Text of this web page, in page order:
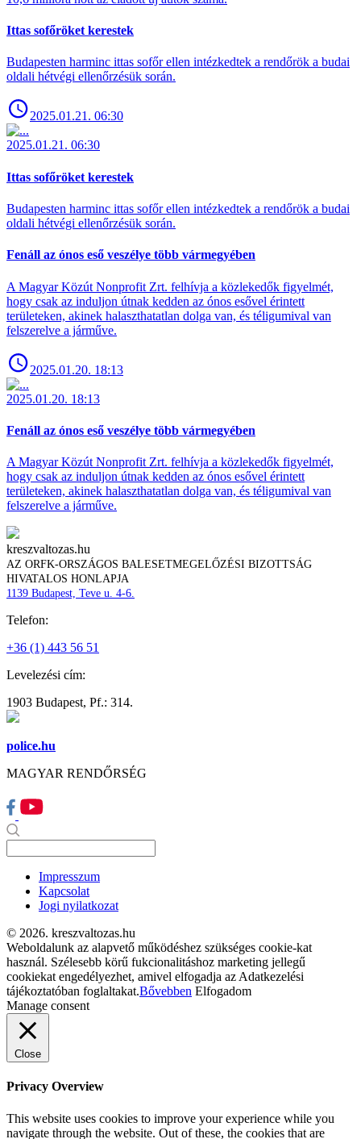
Ittas sofőröket kerestek
Budapesten harminc ittas sofőr ellen intézkedtek a rendőrök a budai
oldali hétvégi ellenőrzésük során.
2025.01.21. 06:30
2025.01.21. 06:30
Ittas sofőröket kerestek
Budapesten harminc ittas sofőr ellen intézkedtek a rendőrök a budai
oldali hétvégi ellenőrzésük során.
Fenáll az ónos eső veszélye több vármegyében
A Magyar Közút Nonprofit Zrt. felhívja a közlekedők figyelmét,
hogy csak az induljon útnak kedden az ónos esővel érintett
területeken, akinek halaszthatatlan dolga van, és téligumival van
felszerelve a járműve.
2025.01.20. 18:13
2025.01.20. 18:13
Fenáll az ónos eső veszélye több vármegyében
A Magyar Közút Nonprofit Zrt. felhívja a közlekedők figyelmét,
hogy csak az induljon útnak kedden az ónos esővel érintett
területeken, akinek halaszthatatlan dolga van, és téligumival van
felszerelve a járműve.
kreszvaltozas.hu
AZ ORFK-ORSZÁGOS BALESETMEGELŐZÉSI BIZOTTSÁG
HIVATALOS HONLAPJA
1139 Budapest, Teve u. 4-6.
Telefon:
+36 (1) 443 56 51
Levelezési cím:
1903 Budapest, Pf.: 314.
police.hu
MAGYAR RENDŐRSÉG
Impresszum
Kapcsolat
Jogi nyilatkozat
© 2026. kreszvaltozas.hu
Weboldalunk az alapvető működéshez szükséges cookie-kat
használ. Szélesebb körű fukcionalitáshoz marketing jellegű
cookiekat engedélyezhet, amivel elfogadja az Adatkezelési
tájékoztatóban foglaltakat.Bővebben Elfogadom
Manage consent
Close
Privacy Overview
This website uses cookies to improve your experience while you
navigate through the website. Out of these, the cookies that are